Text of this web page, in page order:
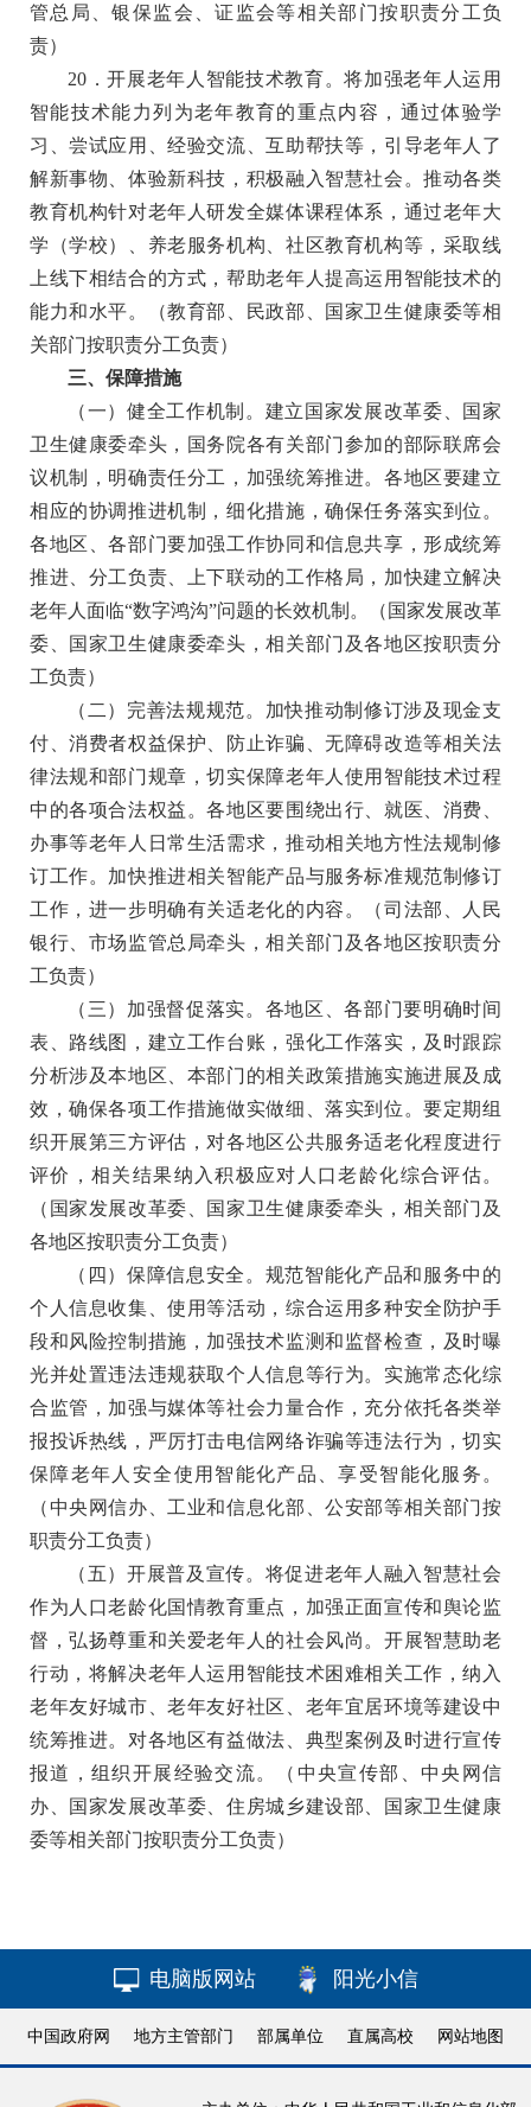
管总局、银保监会、证监会等相关部门按职责分工负
责）
20．开展老年人智能技术教育。将加强老年人运用
智能技术能力列为老年教育的重点内容，通过体验学
习、尝试应用、经验交流、互助帮扶等，引导老年人了
解新事物、体验新科技，积极融入智慧社会。推动各类
教育机构针对老年人研发全媒体课程体系，通过老年大
学（学校）、养老服务机构、社区教育机构等，采取线
上线下相结合的方式，帮助老年人提高运用智能技术的
能力和水平。（教育部、民政部、国家卫生健康委等相
关部门按职责分工负责）
三、保障措施
（一）健全工作机制。 建立国家发展改革委、国家
卫生健康委牵头，国务院各有关部门参加的部际联席会
议机制，明确责任分工，加强统筹推进。各地区要建立
相应的协调推进机制，细化措施，确保任务落实到位。
各地区、各部门要加强工作协同和信息共享，形成统筹
推进、分工负责、上下联动的工作格局，加快建立解决
老年人面临“数字鸿沟”问题的长效机制 。（国家发展改革
委、国家卫生健康委牵头，相关部门及各地区按职责分
工负责）
（二）完善法规规范。 加快推动制修订涉及现金支
付、消费者权益保护、防止诈骗、无障碍改造等相关法
律法规和部门规章，切实保障老年人使用智能技术过程
中的各项合法权益。各地区要围绕出行、就医、消费、
办事等老年人日常生活需求，推动相关地方性法规制修
订工作。加快推进相关智能产品与服务标准规范制修订
工作，进一步明确有关适老化的内容 。（司法部、人民
银行、市场监管总局牵头，相关部门及各地区按职责分
工负责）
（三）加强督促落实。 各地区、各部门要明确时间
表、路线图，建立工作台账，强化工作落实，及时跟踪
分析涉及本地区、本部门的相关政策措施实施进展及成
效，确保各项工作措施做实做细、落实到位。要定期组
织开展第三方评估，对各地区公共服务适老化程度进行
评价，相关结果纳入积极应对人口老龄化综合评估。
（国家发展改革委、国家卫生健康委牵头，相关部门及
各地区按职责分工负责）
（四）保障信息安全。 规范智能化产品和服务中的
个人信息收集、使用等活动，综合运用多种安全防护手
段和风险控制措施，加强技术监测和监督检查，及时曝
光并处置违法违规获取个人信息等行为。实施常态化综
合监管，加强与媒体等社会力量合作，充分依托各类举
报投诉热线，严厉打击电信网络诈骗等违法行为，切实
保障老年人安全使用智能化产品、享受智能化服务 。
（中央网信办、工业和信息化部、公安部等相关部门按
职责分工负责）
（五）开展普及宣传。 将促进老年人融入智慧社会
作为人口老龄化国情教育重点，加强正面宣传和舆论监
督，弘扬尊重和关爱老年人的社会风尚。开展智慧助老
行动，将解决老年人运用智能技术困难相关工作，纳入
老年友好城市、老年友好社区、老年宜居环境等建设中
统筹推进。对各地区有益做法、典型案例及时进行宣传
报道，组织开展经验交流。（中央宣传部、中央网信
办、国家发展改革委、住房城乡建设部、国家卫生健康
委等相关部门按职责分工负责）
电脑版网站 阳光小信
中国政府网 地方主管部门 部属单位 直属高校 网站地图